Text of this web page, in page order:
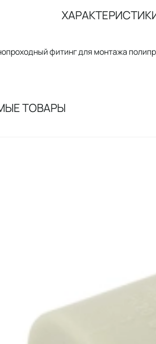
фитинг для монтажа
ТОВАРЫ